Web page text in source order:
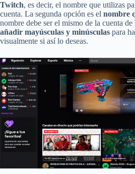
Twitch, es decir, el nombre que utilizas
cuenta. La segunda opción es el nombre
nombre debe ser el mismo de la cuenta
añadir mayúsculas y minúsculas para
visualmente si así lo deseas.